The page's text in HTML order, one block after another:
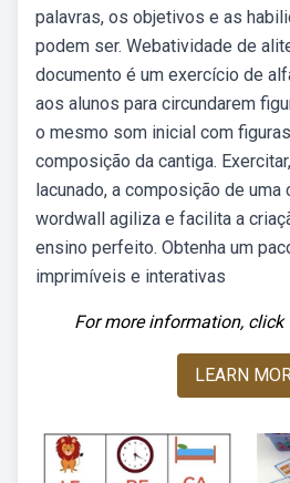
palavras, os objetivos e as
podem ser. Webatividade de
documento é um exercício de
aos alunos para circundarem
o mesmo som inicial com
composição da cantiga.
lacunado, a composição de uma
wordwall agiliza e facilita a
ensino perfeito. Obtenha um
imprimíveis e interativas
For more information, click
LEARN